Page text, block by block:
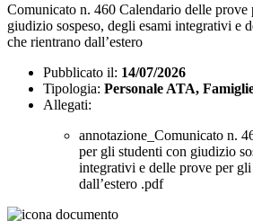
Comunicato n. 460 Calendario delle prove
giudizio sospeso, degli esami integrativi e
che rientrano dall’estero
Pubblicato il: 14/07/2026
Tipologia: Personale ATA,
Allegati:
annotazione_Comunicato n.
per gli studenti con giudizio
integrativi e delle prove per
dall’estero .pdf